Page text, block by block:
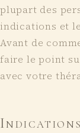
plupart des
indications et
Avant de
faire le point
avec votre